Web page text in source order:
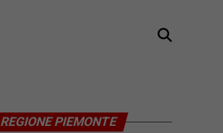
REGIONE PIEMONTE